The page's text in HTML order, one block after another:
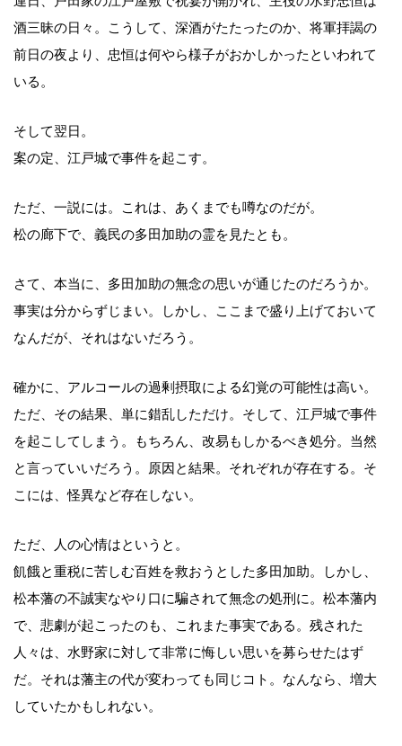
酒三昧の日々。こうして、深酒がたたったのか、将軍拝謁の
前日の夜より、忠恒は何やら様子がおかしかったといわれて
いる。
そして翌日。
案の定、江戸城で事件を起こす。
ただ、一説には。これは、あくまでも噂なのだが。
松の廊下で、義民の多田加助の霊を見たとも。
さて、本当に、多田加助の無念の思いが通じたのだろうか。
事実は分からずじまい。しかし、ここまで盛り上げておいて
なんだが、それはないだろう。
確かに、アルコールの過剰摂取による幻覚の可能性は高い。
ただ、その結果、単に錯乱しただけ。そして、江戸城で事件
を起こしてしまう。もちろん、改易もしかるべき処分。当然
と言っていいだろう。原因と結果。それぞれが存在する。そ
こには、怪異など存在しない。
ただ、人の心情はというと。
飢餓と重税に苦しむ百姓を救おうとした多田加助。しかし、
松本藩の不誠実なやり口に騙されて無念の処刑に。松本藩内
で、悲劇が起こったのも、これまた事実である。残された
人々は、水野家に対して非常に悔しい思いを募らせたはず
だ。それは藩主の代が変わっても同じコト。なんなら、増大
していたかもしれない。